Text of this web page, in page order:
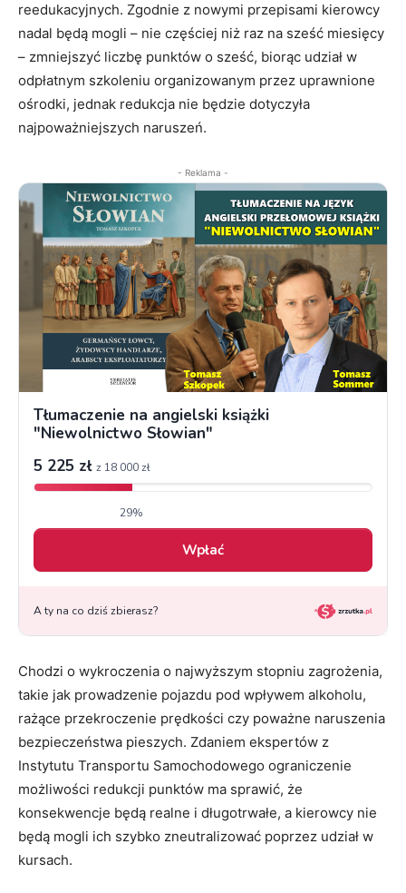
reedukacyjnych. Zgodnie z nowymi przepisami kierowcy
nadal będą mogli – nie częściej niż raz na sześć miesięcy
– zmniejszyć liczbę punktów o sześć, biorąc udział w
odpłatnym szkoleniu organizowanym przez uprawnione
ośrodki, jednak redukcja nie będzie dotyczyła
najpoważniejszych naruszeń.
- Reklama -
Chodzi o wykroczenia o najwyższym stopniu zagrożenia,
takie jak prowadzenie pojazdu pod wpływem alkoholu,
rażące przekroczenie prędkości czy poważne naruszenia
bezpieczeństwa pieszych. Zdaniem ekspertów z
Instytutu Transportu Samochodowego ograniczenie
możliwości redukcji punktów ma sprawić, że
konsekwencje będą realne i długotrwałe, a kierowcy nie
będą mogli ich szybko zneutralizować poprzez udział w
kursach.